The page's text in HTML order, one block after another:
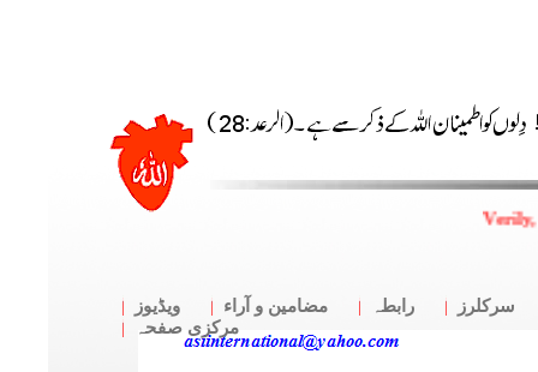
سرکلرز رابطہ مضامین و آراء
ویڈیوز
مرکزی صفحہ